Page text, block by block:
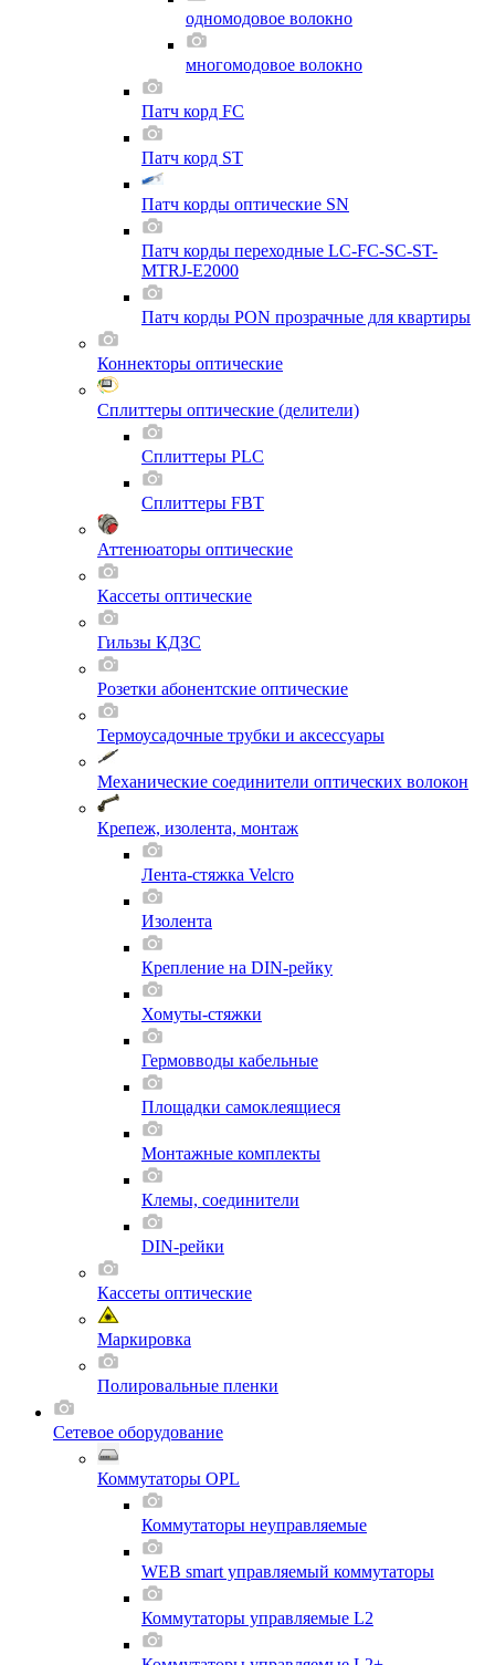
одномодовое волокно
многомодовое волокно
Патч корд FC
Патч корд ST
Патч корды оптические SN
Патч корды переходные LC-FC-SC-ST-
MTRJ-E2000
Патч корды PON прозрачные для квартиры
Коннекторы оптические
Сплиттеры оптические (делители)
Сплиттеры PLC
Сплиттеры FBT
Аттенюаторы оптические
Кассеты оптические
Гильзы КДЗС
Розетки абонентские оптические
Термоусадочные трубки и аксессуары
Механические соединители оптических волокон
Крепеж, изолента, монтаж
Лента-стяжка Velcro
Изолента
Крепление на DIN-рейку
Хомуты-стяжки
Гермовводы кабельные
Площадки самоклеящиеся
Монтажные комплекты
Клемы, соединители
DIN-рейки
Кассеты оптические
Маркировка
Полировальные пленки
Сетевое оборудование
Коммутаторы OPL
Коммутаторы неуправляемые
WEB smart управляемый коммутаторы
Коммутаторы управляемые L2